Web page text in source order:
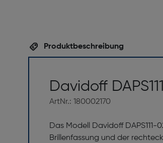
Produktbeschreibung
Davidoff
ArtNr.: 180002170
Das Modell Davidoff
Brillenfassung und der